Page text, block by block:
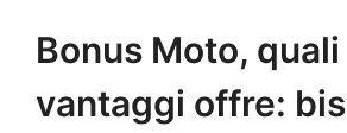
Bonus Moto, quali
vantaggi offre: